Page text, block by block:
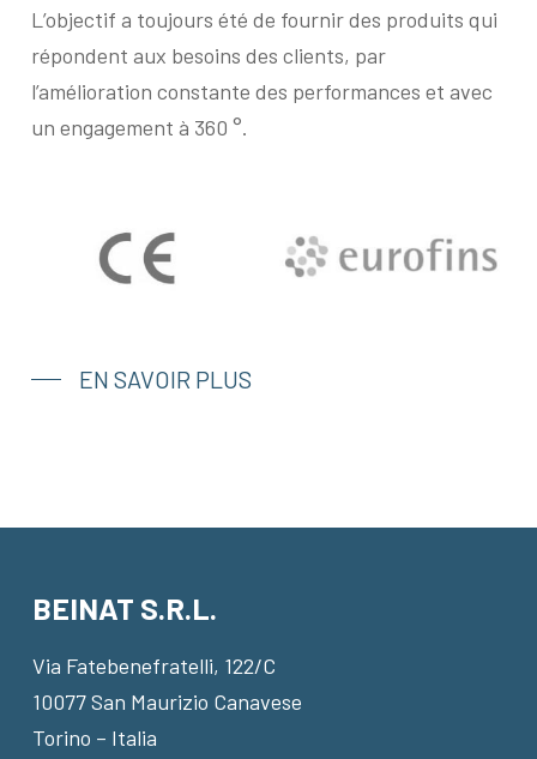
L’objectif a toujours été de fournir des produits qui
répondent aux besoins des clients, par
l’amélioration constante des performances et avec
un engagement à 360 °.
EN SAVOIR PLUS
BEINAT S.R.L.
Via Fatebenefratelli, 122/C
10077 San Maurizio Canavese
Torino – Italia